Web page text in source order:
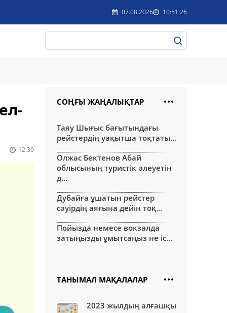
07.08.2026 10:51:26
12:30
СОҢҒЫ ЖАҢАЛЫҚТАР
Таяу Шығыс бағытындағы
рейстердің уақытша тоқтаты...
Олжас Бектенов Абай
облысының туристік әлеуетін
д...
Дубайға ұшатын рейстер
сәуірдің аяғына дейін тоқ...
Пойызда немесе вокзалда
затыңызды ұмытсаңыз не іс...
ТАНЫМАЛ МАҚАЛАЛАР
2023 жылдың алғашқы